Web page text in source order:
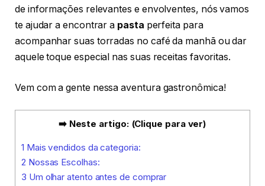
de informações relevantes e envolventes, nós vamos
te ajudar a encontrar a pasta perfeita para
acompanhar suas torradas no café da manhã ou dar
aquele toque especial nas suas receitas favoritas.
Vem com a gente nessa aventura gastronômica!
➡️ Neste artigo: (Clique para ver)
1 Mais vendidos da categoria:
2 Nossas Escolhas:
3 Um olhar atento antes de comprar